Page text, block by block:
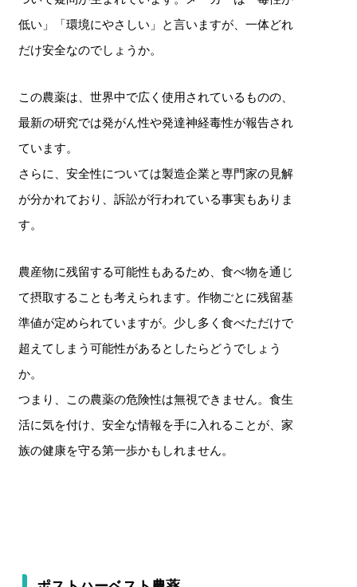
低い」「環境にやさしい」と言いますが、一体どれ
だけ安全なのでしょうか。
この農薬は、世界中で広く使用されているものの、
最新の研究では発がん性や発達神経毒性が報告され
ています。
さらに、安全性については製造企業と専門家の見解
が分かれており、訴訟が行われている事実もありま
す。
農産物に残留する可能性もあるため、食べ物を通じ
て摂取することも考えられます。作物ごとに残留基
準値が定められていますが。少し多く食べただけで
超えてしまう可能性があるとしたらどうでしょう
か。
つまり、この農薬の危険性は無視できません。食生
活に気を付け、安全な情報を手に入れることが、家
族の健康を守る第一歩かもしれません。